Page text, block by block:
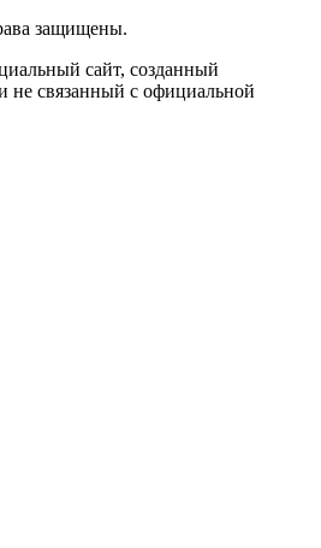
защищены.
сайт, созданный
не связанный с официальной